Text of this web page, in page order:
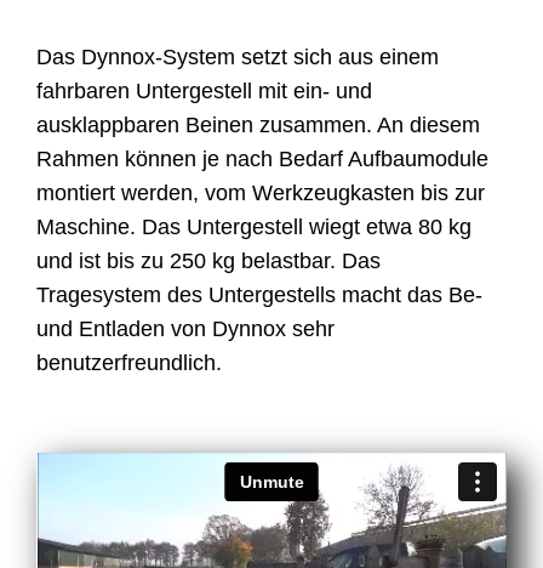
Das Dynnox-System setzt sich aus einem
fahrbaren Untergestell mit ein- und
ausklappbaren Beinen zusammen. An diesem
Rahmen können je nach Bedarf Aufbaumodule
montiert werden, vom Werkzeugkasten bis zur
Maschine. Das Untergestell wiegt etwa 80 kg
und ist bis zu 250 kg belastbar. Das
Tragesystem des Untergestells macht das Be-
und Entladen von Dynnox sehr
benutzerfreundlich.